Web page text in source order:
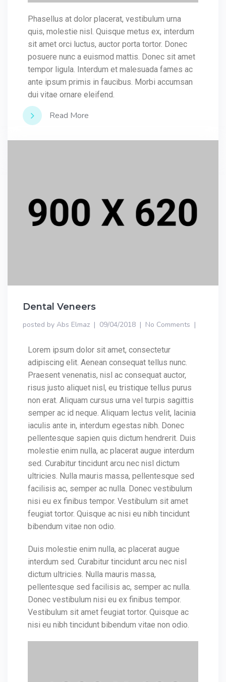
Phasellus at dolor placerat, vestibulum urna
quis, molestie nisl. Quisque metus ex, interdum
sit amet orci luctus, auctor porta tortor. Donec
posuere nunc a euismod mattis. Donec sit amet
tempor ligula. Interdum et malesuada fames ac
ante ipsum primis in faucibus. Morbi accumsan
dui vitae ornare eleifend.
Read More
Dental Veneers
posted by Abs Elmaz 09/04/2018 No Comments
Lorem ipsum dolor sit amet, consectetur
adipiscing elit. Aenean consequat tellus nunc.
Praesent venenatis, nisl ac consequat auctor,
risus justo aliquet nisl, eu tristique tellus purus
non erat. Aliquam cursus urna vel turpis sagittis
semper ac id neque. Aliquam lectus velit, lacinia
iaculis ante in, interdum egestas nibh. Donec
pellentesque sapien quis dictum hendrerit. Duis
molestie enim nulla, ac placerat augue interdum
sed. Curabitur tincidunt arcu nec nisl dictum
ultricies. Nulla mauris massa, pellentesque sed
facilisis ac, semper ac nulla. Donec vestibulum
nisi eu ex finibus tempor. Vestibulum sit amet
feugiat tortor. Quisque ac nisi eu nibh tincidunt
bibendum vitae non odio.
Duis molestie enim nulla, ac placerat augue
interdum sed. Curabitur tincidunt arcu nec nisl
dictum ultricies. Nulla mauris massa,
pellentesque sed facilisis ac, semper ac nulla.
Donec vestibulum nisi eu ex finibus tempor.
Vestibulum sit amet feugiat tortor. Quisque ac
nisi eu nibh tincidunt bibendum vitae non odio.